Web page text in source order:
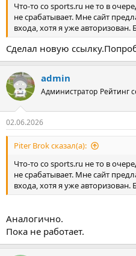
Что-то со sports.ru не то в
не срабатывает. Мне сайт
входа, хотя я уже
Сделал новую
admin
Администратор Рейтинг
02.06.2026
Piter Brok сказал(а):
Что-то со sports.ru не то в
не срабатывает. Мне сайт
входа, хотя я уже
Аналогично.
Пока не работает.